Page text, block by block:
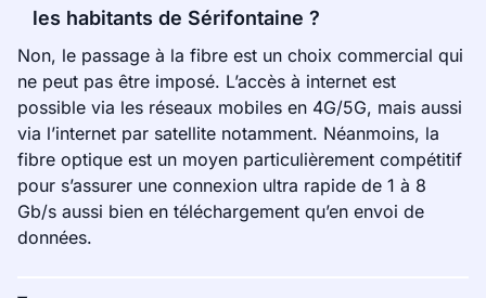
les habitants de Sérifontaine ?
Non, le passage à la fibre est un choix commercial qui
ne peut pas être imposé. L’accès à internet est
possible via les réseaux mobiles en 4G/5G, mais aussi
via l’internet par satellite notamment. Néanmoins, la
fibre optique est un moyen particulièrement compétitif
pour s’assurer une connexion ultra rapide de 1 à 8
Gb/s aussi bien en téléchargement qu’en envoi de
données.